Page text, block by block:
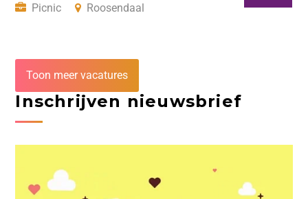
Picnic
Roosendaal
Toon meer vacatures
Inschrijven nieuwsbrief